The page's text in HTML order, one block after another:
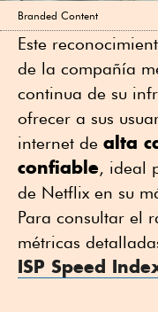
Branded Content
Este
de la compañía
continua de su
ofrecer a sus
internet de alta
confiable, ideal
de Netflix en su
Para consultar el
métricas
ISP Speed